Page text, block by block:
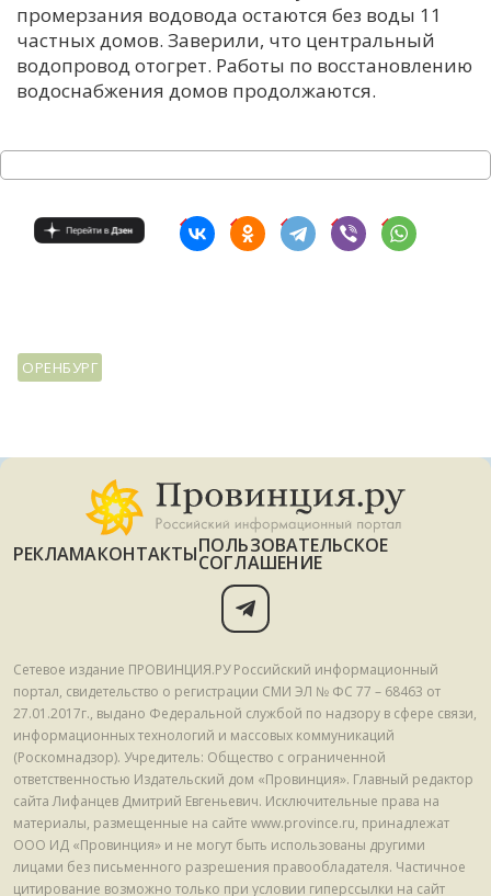
И
К
Т
У
Х
промерзания водовода остаются без воды 11
частных домов. Заверили, что центральный
водопровод отогрет. Работы по восстановлению
водоснабжения домов продолжаются.
ОРЕНБУРГ
РЕКЛАМАКОНТАКТЫПОЛЬЗОВАТЕЛЬСКОЕ
СОГЛАШЕНИЕ
Сетевое издание ПРОВИНЦИЯ.РУ Российский информационный
портал, свидетельство о регистрации СМИ ЭЛ № ФС 77 – 68463 от
27.01.2017г., выдано Федеральной службой по надзору в сфере связи,
информационных технологий и массовых коммуникаций
(Роскомнадзор). Учредитель: Общество с ограниченной
ответственностью Издательский дом «Провинция». Главный редактор
сайта Лифанцев Дмитрий Евгеньевич. Исключительные права на
материалы, размещенные на сайте www.province.ru, принадлежат
ООО ИД «Провинция» и не могут быть использованы другими
лицами без письменного разрешения правообладателя. Частичное
цитирование возможно только при условии гиперссылки на сайт